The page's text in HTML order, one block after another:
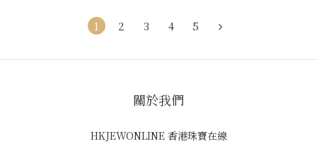
1 2 3 4 5
關於我們
HKJEWONLINE 香港珠寶在線